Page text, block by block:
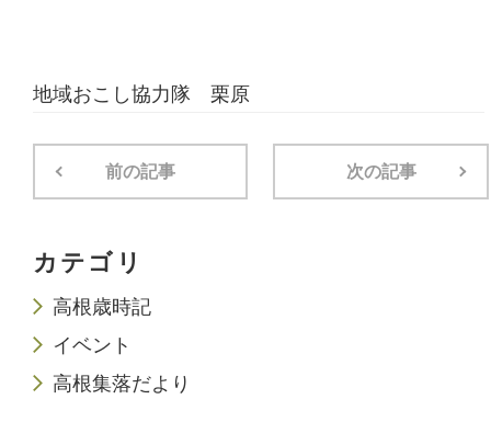
地域おこし協力隊 栗原
前の記事 次の記事
カテゴリ
高根歳時記
イベント
高根集落だより